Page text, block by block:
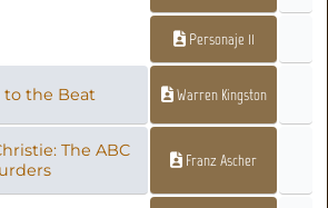
Personaje 11
to the Beat Warren Kingston
The ABC
Franz Ascher